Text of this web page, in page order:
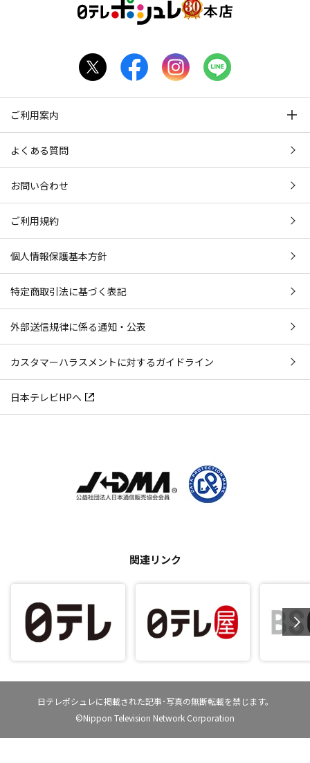
ご利用案内
よくある質問
お問い合わせ
ご利用規約
個人情報保護基本方針
特定商取引法に基づく表記
外部送信規律に係る通知・公表
カスタマーハラスメントに対するガイドライン
日本テレビHPへ
関連リンク
日テレポシュレに掲載された記事･写真の無断転載を禁じます。
©Nippon Television Network Corporation